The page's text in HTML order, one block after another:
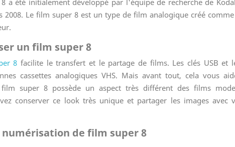
a été initialement développé par l'équipe de recherche de
2008. Le film super 8 est un type de film analogique créé
un film super 8
8 facilite le transfert et le partage de films. Les clés USB et
cassettes analogiques VHS. Mais avant tout, cela vous
super 8 possède un aspect très différent des films
conserver ce look très unique et partager les images avec
numérisation de film super 8